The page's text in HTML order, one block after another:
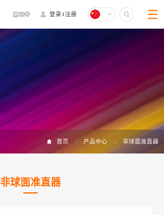
登录 注册
首页 产品中心 非球面准直器
非球面准直器